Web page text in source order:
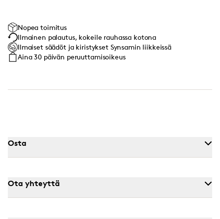
Nopea toimitus
Ilmainen palautus, kokeile rauhassa kotona
Ilmaiset säädöt ja kiristykset Synsamin liikkeissä
Aina 30 päivän peruuttamisoikeus
Osta
Ota yhteyttä